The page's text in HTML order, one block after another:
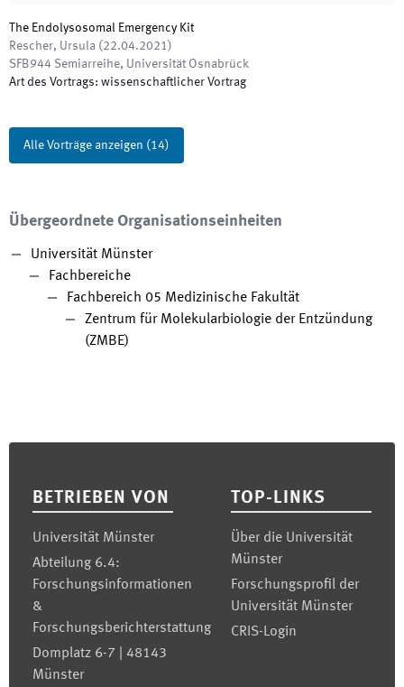
The Endolysosomal Emergency Kit
Rescher, Ursula ( 22.04.2021)
SFB944 Semiarreihe, Universität Osnabrück
Art des Vortrags: wissenschaftlicher Vortrag
Alle Vorträge anzeigen (14)
Übergeordnete Organisationseinheiten
Universität Münster
Fachbereiche
Fachbereich 05 Medizinische Fakultät
Zentrum für Molekularbiologie der Entzündung
(ZMBE)
BETRIEBEN VON
Universität Münster
Abteilung 6.4:
Forschungsinformationen
&
Forschungsberichterstattung
Domplatz 6-7 | 48143
Münster
TOP-LINKS
Über die Universität
Münster
Forschungsprofil der
Universität Münster
CRIS-Login